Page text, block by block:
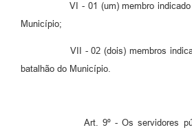
VI - 01 (um) membro indicado
Município;
VII - 02 (dois) membros
batalhão do Município.
Art. 9º - Os servidores